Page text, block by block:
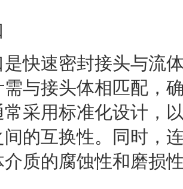
快速密封接头与流
与接头体相匹配，
采用标准化设计，
的互换性。同时，
质的腐蚀性和磨损